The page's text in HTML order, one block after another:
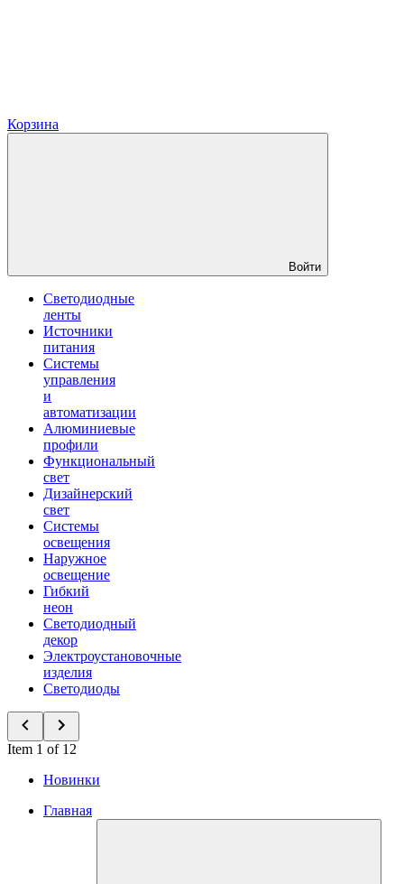
Корзина
Войти
Светодиодные
ленты
Источники
питания
Системы
управления
и
автоматизации
Алюминиевые
профили
Функциональный
свет
Дизайнерский
свет
Системы
освещения
Наружное
освещение
Гибкий
неон
Светодиодный
декор
Электроустановочные
изделия
Светодиоды
Item 1 of 12
Новинки
Главная